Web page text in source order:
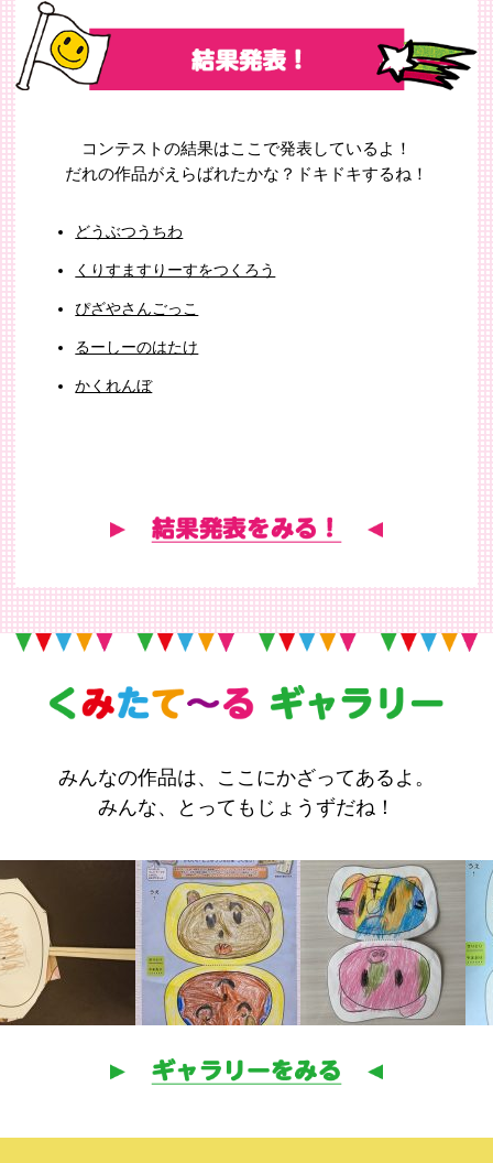
コンテストの結果はここで発表しているよ！
だれの作品がえらばれたかな？ドキドキするね！
どうぶつうちわ
くりすますりーすをつくろう
ぴざやさんごっこ
るーしーのはたけ
かくれんぼ
みんなの作品は、ここにかざってあるよ。
みんな、とってもじょうずだね！